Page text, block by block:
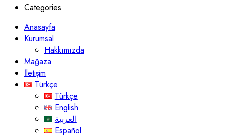
Categories
Anasayfa
Kurumsal
Hakkımızda
Mağaza
İletişim
Türkçe
Türkçe
English
العربية
Español